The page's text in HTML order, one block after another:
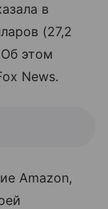
в
(27,2
этом
News.
Amazon,